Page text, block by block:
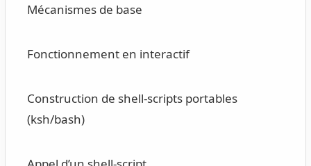
Mécanismes de base
Fonctionnement en interactif
Construction de shell-scripts portables
(ksh/bash)